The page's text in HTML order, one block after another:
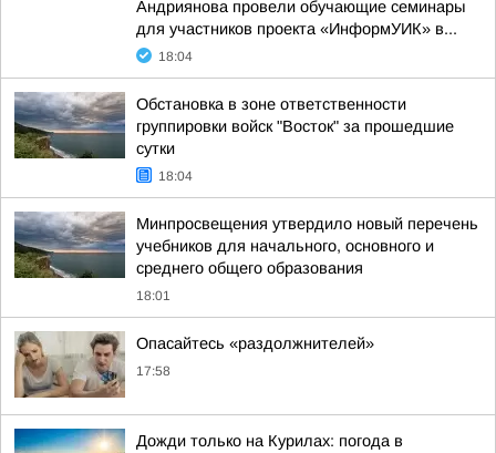
Андриянова провели обучающие семинары
для участников проекта «ИнформУИК» в...
18:04
Обстановка в зоне ответственности
группировки войск "Восток" за прошедшие
сутки
18:04
Минпросвещения утвердило новый перечень
учебников для начального, основного и
среднего общего образования
18:01
Опасайтесь «раздолжнителей»
17:58
Дожди только на Курилах: погода в